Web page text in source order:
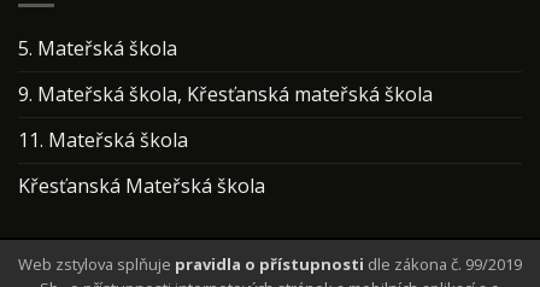
5. Mateřská škola
9. Mateřská škola, Křesťanská mateřská škola
11. Mateřská škola
Křesťanská Mateřská škola
Web zstylova splňuje pravidla o přístupnosti dle zákona č. 99/2019